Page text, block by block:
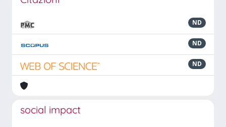
ND
ND
ND
social impact